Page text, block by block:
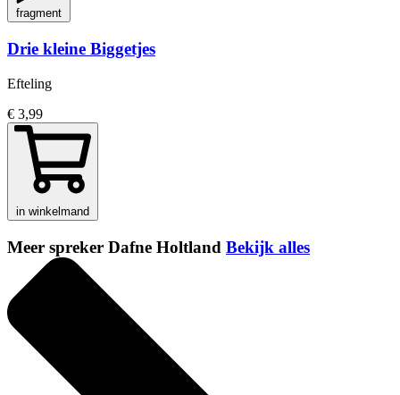
fragment
Drie kleine Biggetjes
Efteling
€ 3,99
in winkelmand
Meer spreker Dafne Holtland Bekijk alles